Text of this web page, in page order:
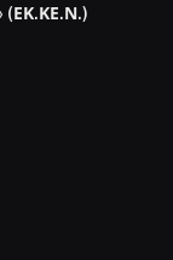
(ΕΚ.ΚΕ.Ν.)